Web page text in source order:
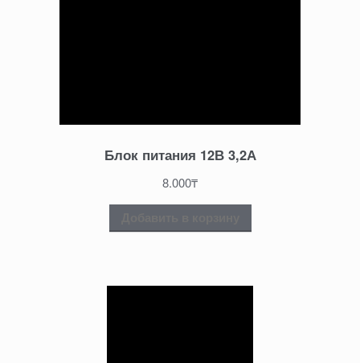
Блок питания 12В 3,2А
8.000₸